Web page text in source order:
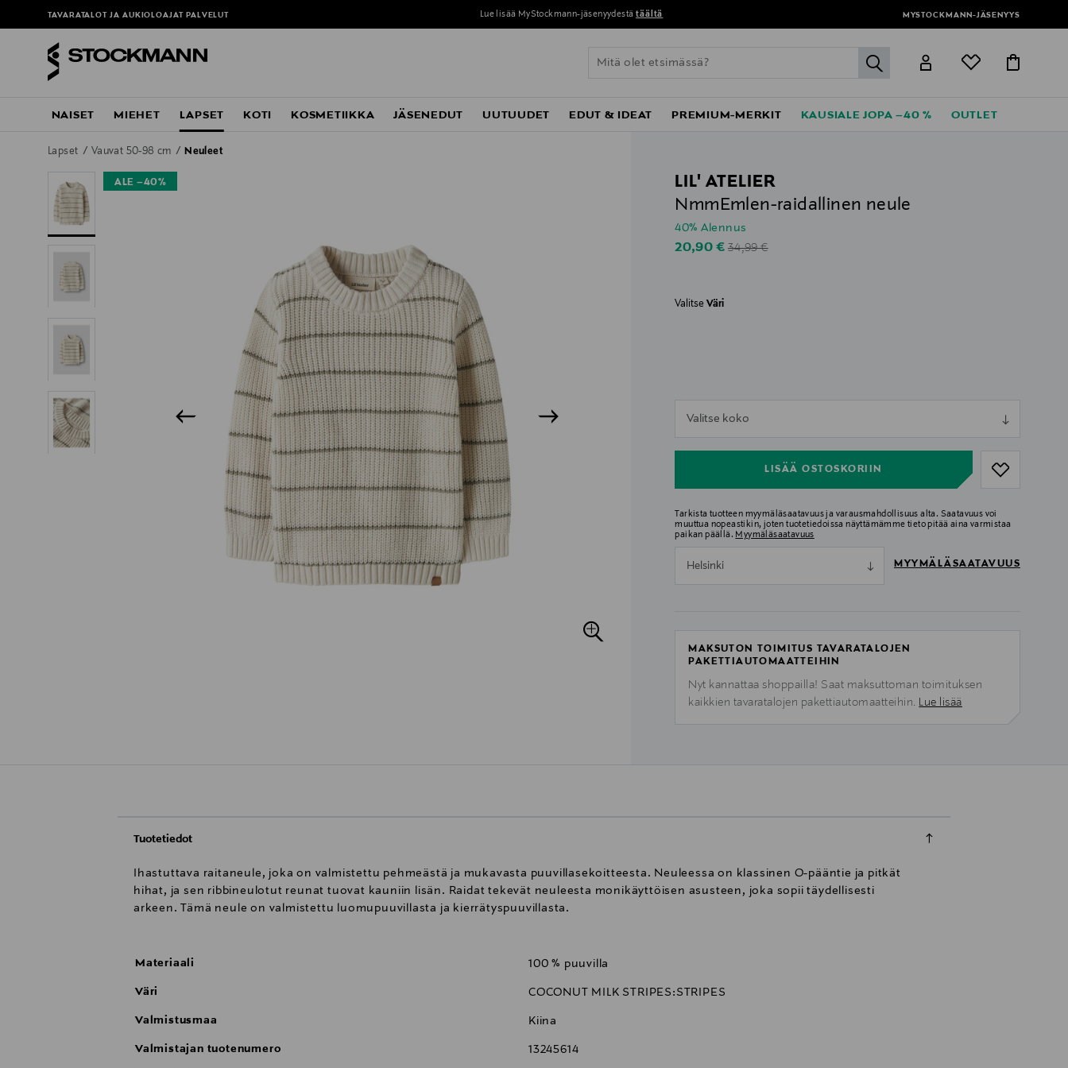
TAVARATALOT JA AUKIOLOAJAT PALVELUT Lue lisää MyStockmann-jäsenyydestä täältä MYSTOCKMANN-JÄSENYYS
label.header.go
NAISET MIEHET LAPSET KOTI KOSMETIIKKA JÄSENEDUT UUTUUDET EDUT & IDEAT PREMIUM-MERKIT KAUSIALE JOPA –40 % OUTLET
Lapset Vauvat 50-98 cm Neuleet
ALE –40%
LIL' ATELIER
NmmEmlen-raidallinen neule
40% Alennus
Discounted Price
20,90 € Original Price
34,99 €
ValitseVäri
Valitse koko
LISÄÄ OSTOSKORIIN
Tarkista tuotteen myymäläsaatavuus ja varausmahdollisuus alta. Saatavuus voi
muuttua nopeastikin, joten tuotetiedoissa näyttämämme tieto pitää aina varmistaa
paikan päällä. Myymäläsaatavuus
Helsinki MYYMÄLÄSAATAVUUS
MAKSUTON TOIMITUS TAVARATALOJEN
PAKETTIAUTOMAATTEIHIN
Nyt kannattaa shoppailla! Saat maksuttoman toimituksen
kaikkien tavaratalojen pakettiautomaatteihin. Lue lisää
Tuotetiedot
Ihastuttava raitaneule, joka on valmistettu pehmeästä ja mukavasta puuvillasekoitteesta. Neuleessa on klassinen O-pääntie ja pitkät
hihat, ja sen ribbineulotut reunat tuovat kauniin lisän. Raidat tekevät neuleesta monikäyttöisen asusteen, joka sopii täydellisesti
arkeen. Tämä neule on valmistettu luomupuuvillasta ja kierrätyspuuvillasta.
Materiaali 100 % puuvilla
Väri COCONUT MILK STRIPES:STRIPES
Valmistusmaa Kiina
Valmistajan tuotenumero 13245614